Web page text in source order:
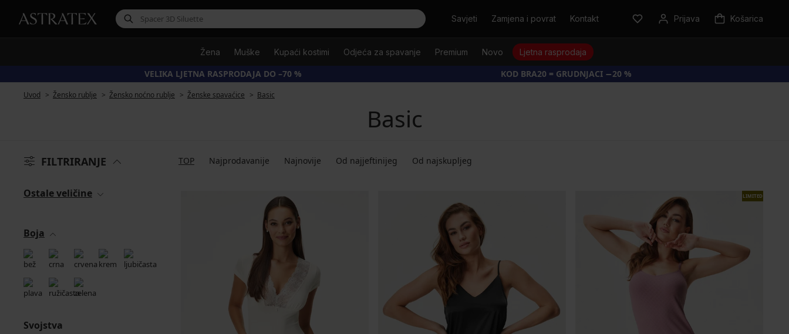
TražitiSavjeti Zamjena i povrat Kontakt Prijava Košarica
Žena Muške Kupaći kostimi Odjeća za spavanje Premium Novo Ljetna rasprodaja
VELIKA LJETNA RASPRODAJA DO –70 % KOD BRA20 = GRUDNJACI −20 %
Uvod Žensko rublje Žensko noćno rublje Ženske spavaćice Basic
Basic
FILTRIRANJE TOP Najprodavanije Najnovije Od najjeftinijeg Od najskupljeg
Ostale veličine
Boja
Svojstva
LIMITED